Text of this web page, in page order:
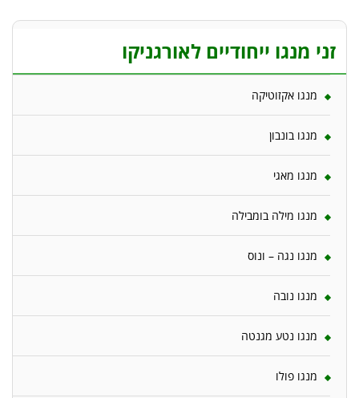
זני מנגו ייחודיים לאורגניקו
מנגו אקזוטיקה
מנגו בונבון
מנגו מאגי
מנגו מילה בומבילה
מנגו נגה – ונוס
מנגו נובה
מנגו נטע מגנטה
מנגו פולו